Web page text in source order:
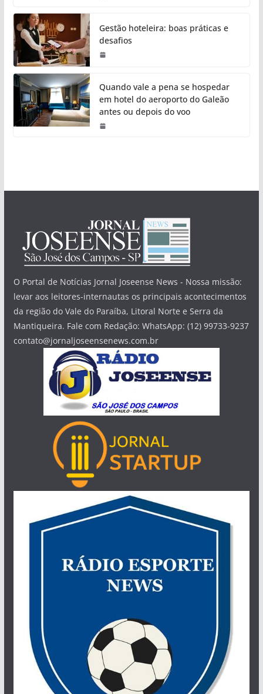
Gestão hoteleira: boas práticas e
desafios
Quando vale a pena se hospedar
em hotel do aeroporto do Galeão
antes ou depois do voo
O Portal de Notícias Jornal Joseense News - Nossa missão:
levar aos leitores-internautas os principais acontecimentos
da região do Vale do Paraíba, Litoral Norte e Serra da
Mantiqueira. Fale com Redação: WhatsApp: (12) 99733-9237
contato@jornaljoseensenews.com.br